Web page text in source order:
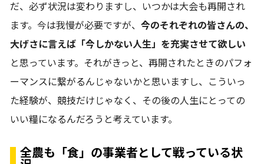
だ、必ず状況は変わりますし、いつかは大会も再開され
ます。今は我慢が必要ですが、 今のそれぞれの皆さんの、
大げさに言えば「今しかない人生」を充実させて欲しい
と思っています。それがきっと、再開されたときのパフォ
ーマンスに繋がるんじゃないかと思いますし、こういっ
た経験が、競技だけじゃなく、その後の人生にとっての
いい糧になるんだろうと考えています。
全農も「食」の事業者として戦っている状